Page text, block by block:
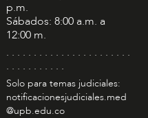
p.m.
Sábados: 8:00 a.m. a
12:00 m.
. . . . . . . . . . . . . . . . . . . . . . .
. . . . . . . . . . .
Solo para temas judiciales:
notificacionesjudiciales.med
@upb.edu.co